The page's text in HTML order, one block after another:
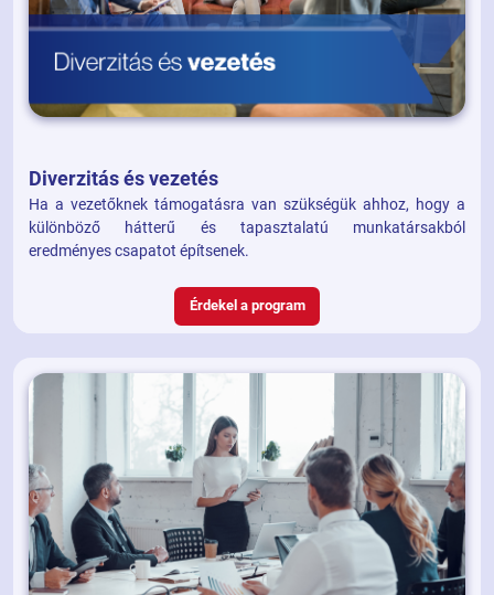
Diverzitás és vezetés
Ha a vezetőknek támogatásra van szükségük ahhoz, hogy a
különböző hátterű és tapasztalatú munkatársakból
eredményes csapatot építsenek.
Érdekel a program